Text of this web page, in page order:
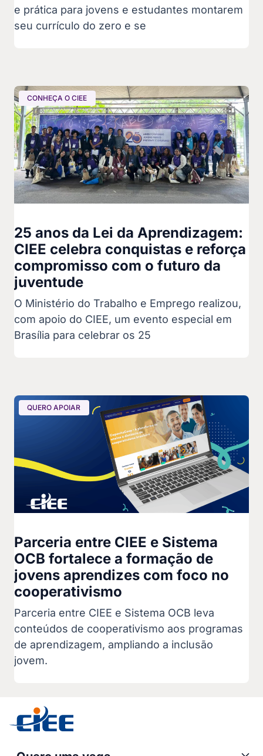
e prática para jovens e estudantes montarem
seu currículo do zero e se
CONHEÇA O CIEE
25 anos da Lei da Aprendizagem:
CIEE celebra conquistas e reforça
compromisso com o futuro da
juventude
O Ministério do Trabalho e Emprego realizou,
com apoio do CIEE, um evento especial em
Brasília para celebrar os 25
QUERO APOIAR
Parceria entre CIEE e Sistema
OCB fortalece a formação de
jovens aprendizes com foco no
cooperativismo
Parceria entre CIEE e Sistema OCB leva
conteúdos de cooperativismo aos programas
de aprendizagem, ampliando a inclusão
jovem.